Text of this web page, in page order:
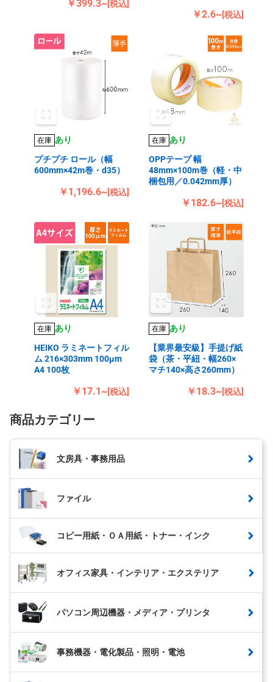
￥399.3~[税込]
￥2.6~[税込]
在庫 あり
プチプチ ロール（幅
600mm×42m巻・d35）
￥1,196.6~[税込]
在庫 あり
OPPテープ 幅
48mm×100m巻（軽・中
梱包用／0.042mm厚）
￥182.6~[税込]
在庫 あり
HEIKO ラミネートフィル
ム 216×303mm 100μm
A4 100枚
￥17.1~[税込]
在庫 あり
【業界最安級】手提げ紙
袋（茶・平紐・幅260×
マチ140×高さ260mm）
￥18.3~[税込]
商品カテゴリー
文房具・事務用品
ファイル
コピー用紙・ＯＡ用紙・トナー・インク
オフィス家具・インテリア・エクステリア
パソコン周辺機器・メディア・プリンタ
事務機器・電化製品・照明・電池